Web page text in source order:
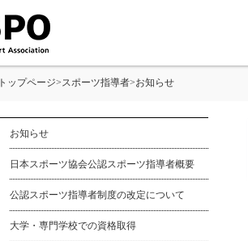
トップページ>スポーツ指導者>お知らせ
お知らせ
日本スポーツ協会公認スポーツ指導者概要
公認スポーツ指導者制度の改定について
大学・専門学校での資格取得